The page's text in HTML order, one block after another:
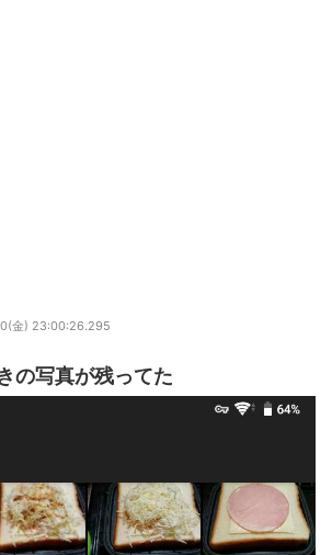
金) 23:00:26.295
の写真が残ってた